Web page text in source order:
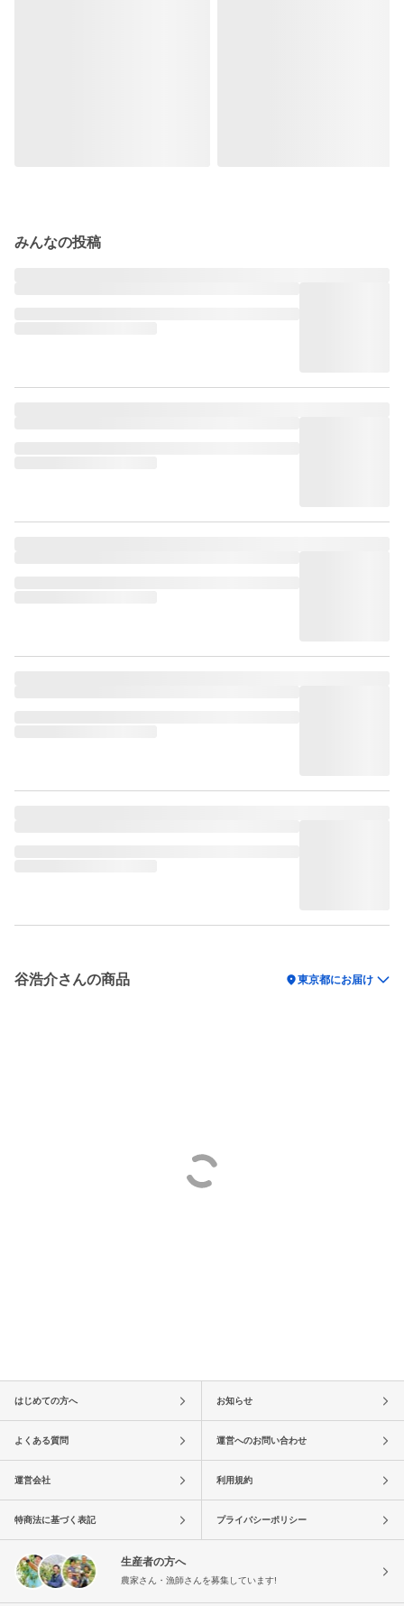
みんなの投稿
谷浩介さんの商品 location_on東京都にお届け
はじめての方へ お知らせ
よくある質問 運営へのお問い合わせ
運営会社 利用規約
特商法に基づく表記 プライバシーポリシー
生産者の方へ
農家さん・漁師さんを募集しています!